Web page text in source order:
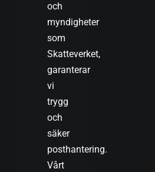
och
myndigheter
som
Skatteverket,
garanterar
vi
trygg
och
säker
posthantering.
Vårt